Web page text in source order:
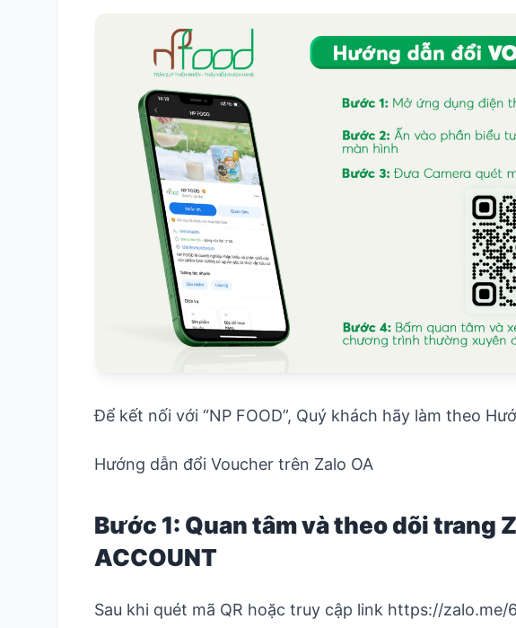
Để kết nối với “NP FOOD”, Quý khách hãy làm theo
Hướng dẫn đổi Voucher trên Zalo OA
Bước 1: Quan tâm và theo dõi trang
ACCOUNT
Sau khi quét mã QR hoặc truy cập link https://zalo.me/